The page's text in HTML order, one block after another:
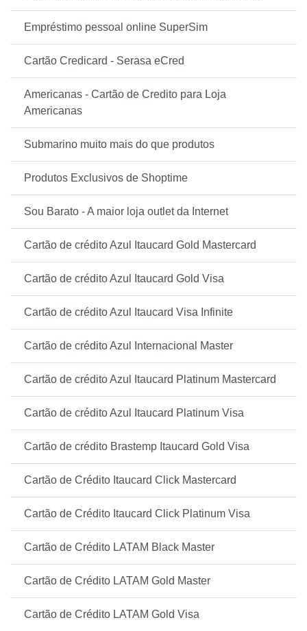
Empréstimo pessoal online SuperSim
Cartão Credicard - Serasa eCred
Americanas - Cartão de Credito para Loja
Americanas
Submarino muito mais do que produtos
Produtos Exclusivos de Shoptime
Sou Barato - A maior loja outlet da Internet
Cartão de crédito Azul Itaucard Gold Mastercard
Cartão de crédito Azul Itaucard Gold Visa
Cartão de crédito Azul Itaucard Visa Infinite
Cartão de crédito Azul Internacional Master
Cartão de crédito Azul Itaucard Platinum Mastercard
Cartão de crédito Azul Itaucard Platinum Visa
Cartão de crédito Brastemp Itaucard Gold Visa
Cartão de Crédito Itaucard Click Mastercard
Cartão de Crédito Itaucard Click Platinum Visa
Cartão de Crédito LATAM Black Master
Cartão de Crédito LATAM Gold Master
Cartão de Crédito LATAM Gold Visa